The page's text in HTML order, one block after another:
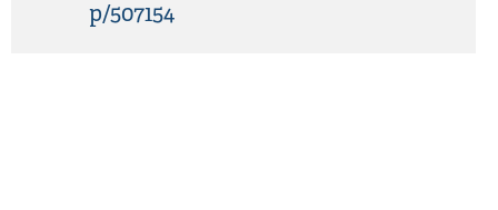
p/507154